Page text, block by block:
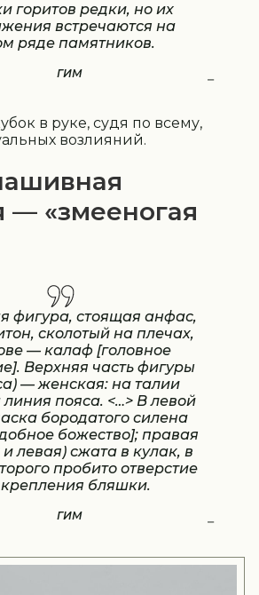
горитов редки, но их
встречаются на
ряде памятников.
ГИМ
в руке, судя по всему,
возлияний.
— «змееногая
фигура, стоящая анфас,
сколотый на плечах,
— калаф [головное
Верхняя часть фигуры
— женская: на талии
пояса. <…> В левой
бородатого силена
божество]; правая
левая) сжата в кулак, в
пробито отверстие
бляшки.
ГИМ